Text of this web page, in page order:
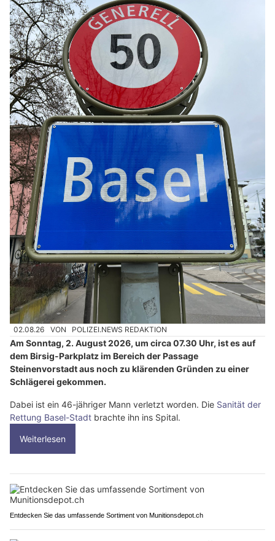
02.08.26 VON POLIZEI.NEWS REDAKTION
Am Sonntag, 2. August 2026, um circa 07.30 Uhr, ist es auf
dem Birsig-Parkplatz im Bereich der Passage
Steinenvorstadt aus noch zu klärenden Gründen zu einer
Schlägerei gekommen.
Dabei ist ein 46-jähriger Mann verletzt worden. Die Sanität der
Rettung Basel-Stadt brachte ihn ins Spital.
Weiterlesen
Entdecken Sie das umfassende Sortiment von Munitionsdepot.ch